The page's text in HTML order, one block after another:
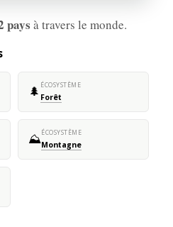
pays à travers le monde.
🌲 ÉCOSYSTÈME
Forêt
⛰️ÉCOSYSTÈME
Montagne